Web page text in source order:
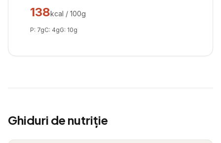
138kcal / 100g
P: 7gC: 4gG: 10g
Ghiduri de nutriție